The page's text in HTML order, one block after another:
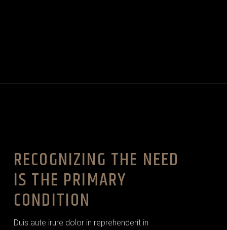
RECOGNIZING THE NEED
IS THE PRIMARY
CONDITION
Duis aute irure dolor in reprehenderit in